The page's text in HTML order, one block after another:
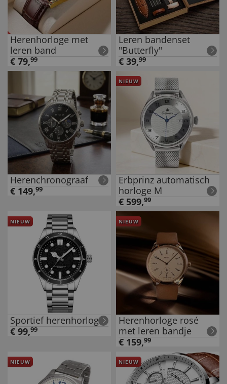
Herenhorloge met
leren band
€ 79,99
Leren bandenset
"Butterfly"
€ 39,99
Herenchronograaf
€ 149,99
NIEUW
Erbprinz automatisch
horloge M
€ 599,99
NIEUW
Sportief herenhorloge
€ 99,99
NIEUW
Herenhorloge rosé
met leren bandje
€ 159,99
NIEUW NIEUW